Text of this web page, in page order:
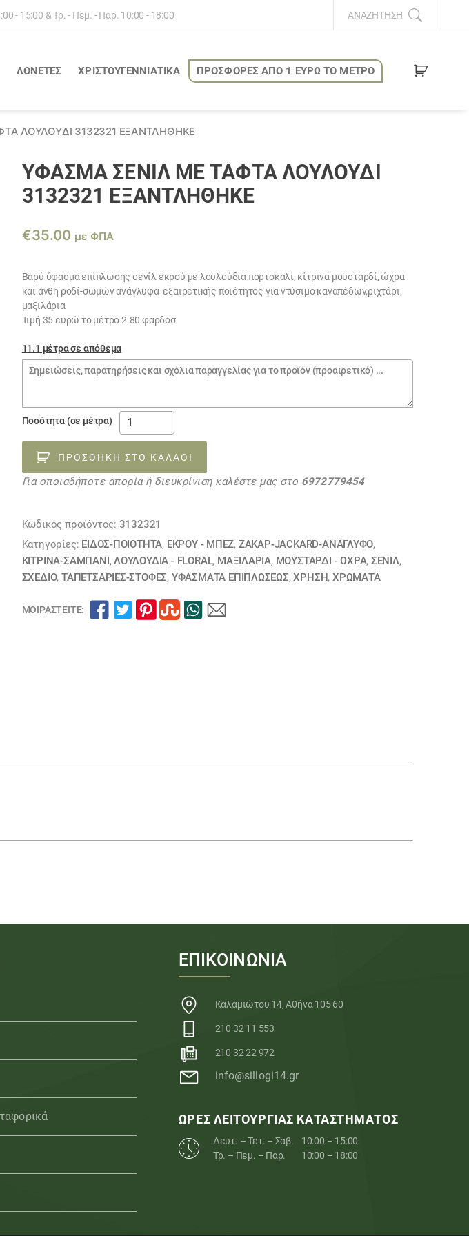
- 15:00 & Τρ. - Πεμ. - Παρ. 10:00 - 18:00 ΑΝΑΖΉΤΗΣΗ
ΛΟΝΈΤΕΣ ΧΡΙΣΤΟΥΓΕΝΝΙΑΤΙΚΑ ΠΡΟΣΦΟΡΕΣ ΑΠΟ 1 ΕΥΡΩ ΤΟ ΜΕΤΡΟ
ΛΟΥΛΟΎΔΙ 3132321 ΕΞΑΝΤΛΗΘΗΚΕ
ΎΦΑΣΜΑ ΣΕΝΙΛ ΜΕ ΤΑΦΤΆ ΛΟΥΛΟΎΔΙ
3132321 ΕΞΑΝΤΛΗΘΗΚΕ
€35.00 με ΦΠΑ
Βαρύ ύφασμα επίπλωσης σενίλ εκρού με λουλούδια πορτοκαλί, κίτρινα μουσταρδί, ώχρα
και άνθη ροδί-σωμών ανάγλυφα εξαιρετικής ποιότητος για ντύσιμο καναπέδων,ριχτάρι,
μαξιλάρια
Τιμή 35 ευρώ το μέτρο 2.80 φαρδοσ
11.1 μέτρα σε απόθεμα
Σημειώσεις
Ποσότητα (σε μέτρα)
ύφασμα
ΣΕΝΙΛ
με
ταφτά
λουλούδι
ΕΞΑΝΤΛΗΘΗΚΕ
ποσότητα
ΠΡΟΣΘΉΚΗ ΣΤΟ ΚΑΛΆΘΙ
Για οποιαδήποτε απορία ή διευκρίνιση καλέστε μας στο 6972779454
Κωδικός προϊόντος: 3132321
Κατηγορίες: ΕΙΔΟΣ-ΠΟΙΟΤΗΤΑ, ΕΚΡΟΥ - ΜΠΕΖ, ΖΑΚΆΡ-JACKARD-ΑΝΆΓΛΥΦΟ,
ΚΙΤΡΙΝΑ-ΣΑΜΠΑΝΙ,ΛΟΥΛΟΎΔΙΑ - FLORAL, ΜΑΞΙΛΆΡΙΑ, ΜΟΥΣΤΑΡΔΙ - ΩΧΡΑ, ΣΕΝΊΛ,
ΣΧΕΔΙΟ, ΤΑΠΕΤΣΑΡΙΕΣ-ΣΤΟΦΕΣ, ΥΦΆΣΜΑΤΑ ΕΠΙΠΛΏΣΕΩΣ,ΧΡΗΣΗ, ΧΡΏΜΑΤΑ
ΜΟΙΡΑΣΤΕΊΤΕ:
ΕΠΙΚΟΙΝΩΝΙΑ
Καλαμιώτου 14, Αθήνα 105 60
210 32 11 553
210 32 22 972
info@sillogi14.gr
ΩΡΕΣ ΛΕΙΤΟΥΡΓΙΑΣ ΚΑΤΑΣΤΗΜΑΤΟΣ
Δευτ. – Τετ. – Σάβ.
10:00 – 15:00
Τρ. – Πεμ. – Παρ.
10:00 – 18:00